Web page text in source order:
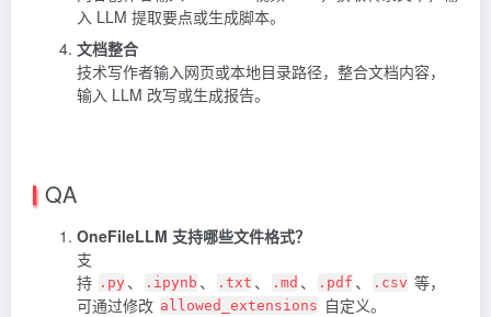
入 LLM 提取要点或生成脚本。
文档整合
技术写作者输入网页或本地目录路径，整合文档内容，
输入 LLM 改写或生成报告。
QA
OneFileLLM 支持哪些文件格式？
支
持 .py 、 .ipynb 、 .txt 、 .md 、 .pdf 、 .csv 等，
可通过修改 allowed_extensions 自定义。